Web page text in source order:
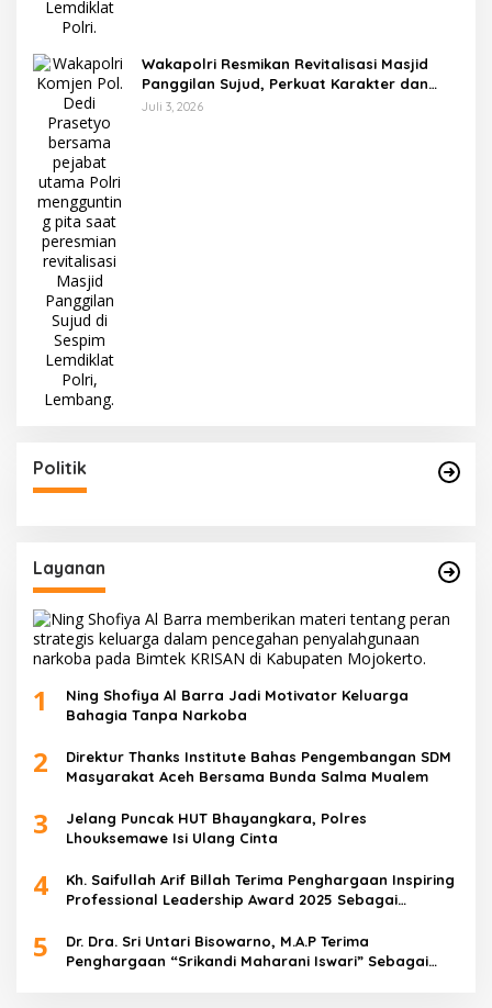
Wakapolri Resmikan Revitalisasi Masjid
Panggilan Sujud, Perkuat Karakter dan
Kepemimpinan Polri
Juli 3, 2026
Politik
Layanan
1
Ning Shofiya Al Barra Jadi Motivator Keluarga
Bahagia Tanpa Narkoba
2
Direktur Thanks Institute Bahas Pengembangan SDM
Masyarakat Aceh Bersama Bunda Salma Mualem
3
Jelang Puncak HUT Bhayangkara, Polres
Lhouksemawe Isi Ulang Cinta
4
Kh. Saifullah Arif Billah Terima Penghargaan Inspiring
Professional Leadership Award 2025 Sebagai
5
Dr. Dra. Sri Untari Bisowarno, M.A.P Terima
Penghargaan “Srikandi Maharani Iswari” Sebagai